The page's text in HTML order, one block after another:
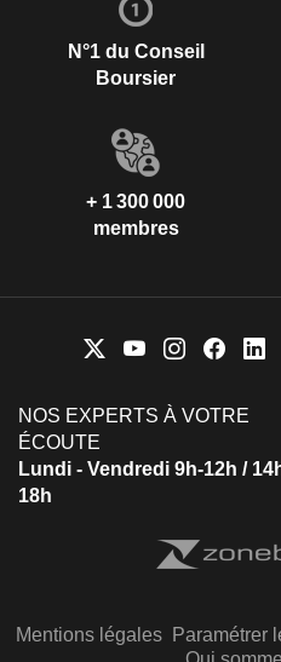
N°1 du Conseil
Boursier
+ 1 300 000
membres
NOS EXPERTS À VOTRE
ÉCOUTE
Lundi - Vendredi 9h-12h /
18h
Mentions légales Paramétrer